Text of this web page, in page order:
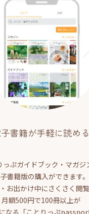
書籍が手軽に読める
っぷガイドブック・マガジ
書籍版の購入ができます。
お出かけ中にさくさく閲
月額500円で100冊以上が
なる「ことりっぷpassport